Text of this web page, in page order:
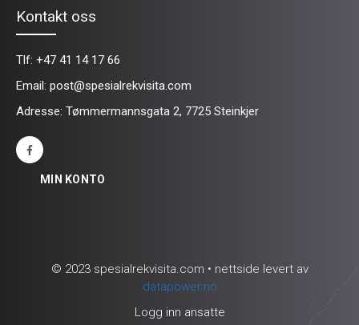
Kontakt oss
Tlf: +47 41 14 17 66
Email: post@spesialrekvisita.com
Adresse: Tømmermannsgata 2, 7725 Steinkjer
MIN KONTO
© 2023 spesialrekvisita.com • nettside levert av
datapower.no
Logg inn ansatte